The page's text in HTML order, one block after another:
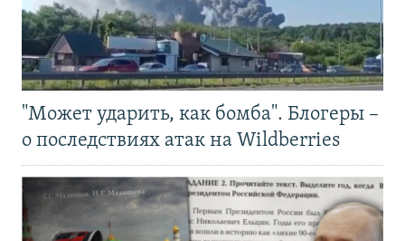
"Может ударить, как бомба". Блогеры –
о последствиях атак на Wildberries